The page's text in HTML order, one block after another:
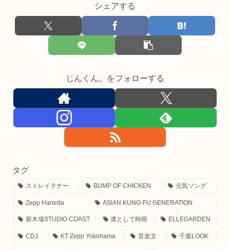
シェアする
じんくん。をフォローする
タグ
ストレイテナー BUMP OF CHICKEN 元気ソング
Zepp Haneda ASIAN KUNG-FU GENERATION
新木場STUDIO COAST 凛として時雨 ELLEGARDEN
CDJ KT Zepp Yokohama 音楽文 千葉LOOK